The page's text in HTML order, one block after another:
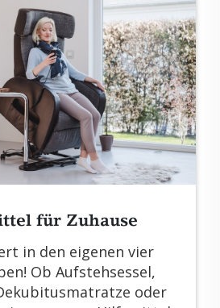
für Zu­hau­se
in den ei­ge­nen vier
Ob Auf­steh­ses­sel,
oder